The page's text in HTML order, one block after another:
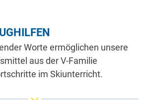
Worte ermöglichen unsere
aus der V-Familie
im Skiunterricht.